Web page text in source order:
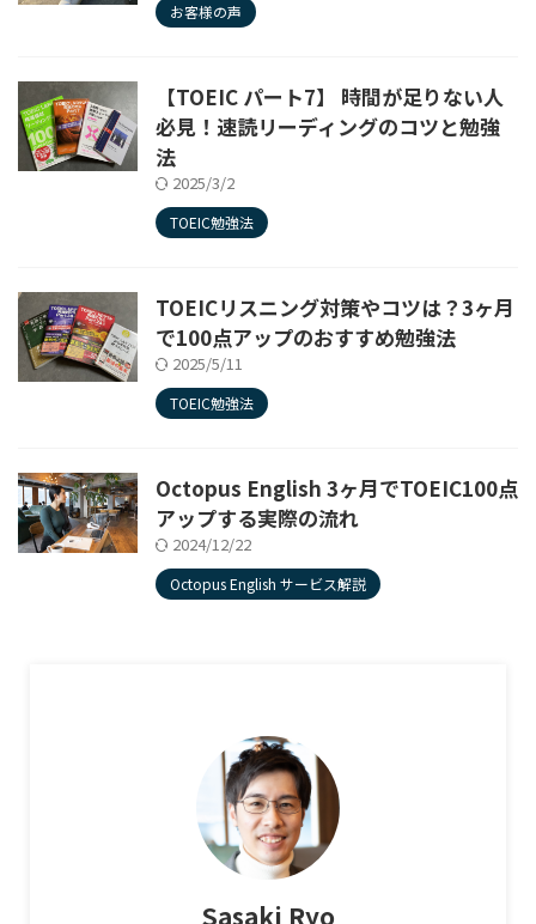
お客様の声
【TOEIC パート7】 時間が足りない人
必見！速読リーディングのコツと勉強
法
2025/3/2
TOEIC勉強法
TOEICリスニング対策やコツは？3ヶ月
で100点アップのおすすめ勉強法
2025/5/11
TOEIC勉強法
Octopus English 3ヶ月でTOEIC100点
アップする実際の流れ
2024/12/22
Octopus English サービス解説
Sasaki Ryo